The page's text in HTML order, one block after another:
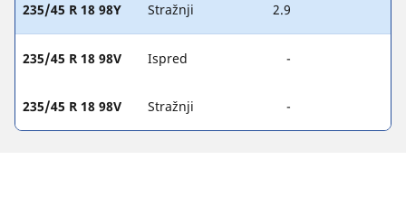
235/45 R 18 98Y Stražnji 2.9
235/45 R 18 98V Ispred -
235/45 R 18 98V Stražnji -